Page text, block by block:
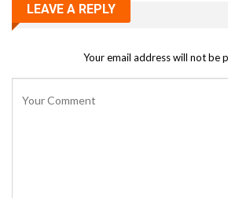
LEAVE A REPLY
Your email address will not be